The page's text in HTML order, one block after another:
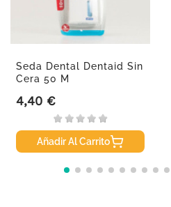
Seda Dental Dentaid Sin
Cera 50 M
Precio
4,40 €
Añadir Al Carrito